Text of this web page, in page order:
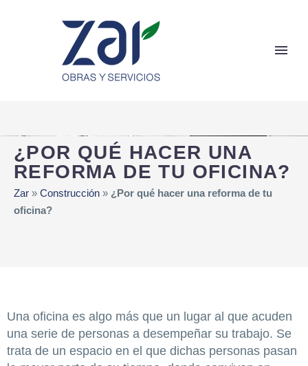
¿POR QUÉ HACER UNA
REFORMA DE TU OFICINA?
Zar » Construcción » ¿Por qué hacer una reforma de tu
oficina?
Una oficina es algo más que un lugar al que acuden
una serie de personas a desempeñar su trabajo. Se
trata de un espacio en el que dichas personas pasan